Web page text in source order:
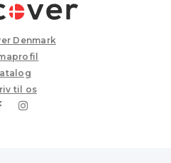
Denmark
til os